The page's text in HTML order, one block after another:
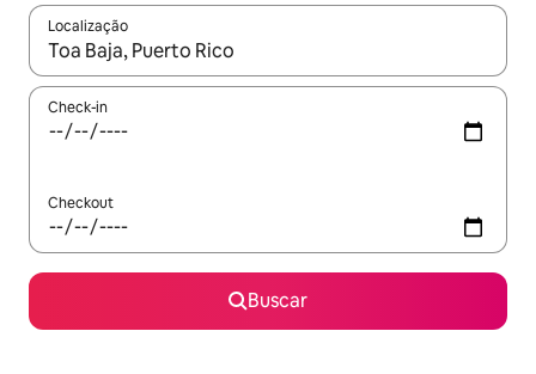
Localização
Quando os resultados estiverem disponíveis, explore-os
Check-in
Checkout
Buscar